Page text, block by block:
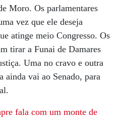
Moro. Os parlamentares
vez que ele deseja
atinge meio Congresso. Os
tirar a Funai de Damares
Uma no cravo e outra
ainda vai ao Senado, para
fala com um monte de